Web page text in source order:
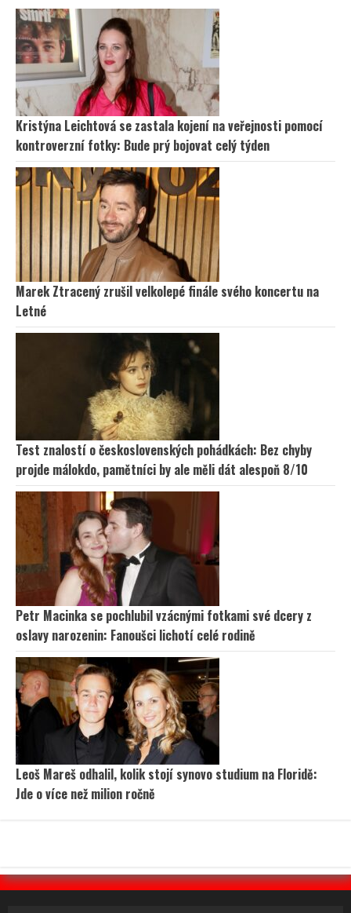
Kristýna Leichtová se zastala kojení na veřejnosti pomocí
kontroverzní fotky: Bude prý bojovat celý týden
Marek Ztracený zrušil velkolepé finále svého koncertu na
Letné
Test znalostí o československých pohádkách: Bez chyby
projde málokdo, pamětníci by ale měli dát alespoň 8/10
Petr Macinka se pochlubil vzácnými fotkami své dcery z
oslavy narozenin: Fanoušci lichotí celé rodině
Leoš Mareš odhalil, kolik stojí synovo studium na Floridě:
Jde o více než milion ročně